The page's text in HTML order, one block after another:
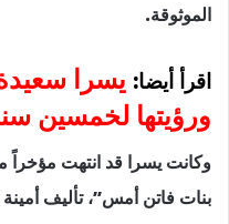
الموثوقة.
اقرأ أيضا: يسرا
ورؤيتها لخمسين
وكانت يسرا قد انتهت
بنات فاتن أمس”، تأليف